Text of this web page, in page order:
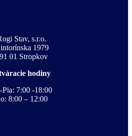
Stav, s.r.o.
1979
01 Stropkov
hodiny
Pia: 7:00 -18:00
8:00 – 12:00